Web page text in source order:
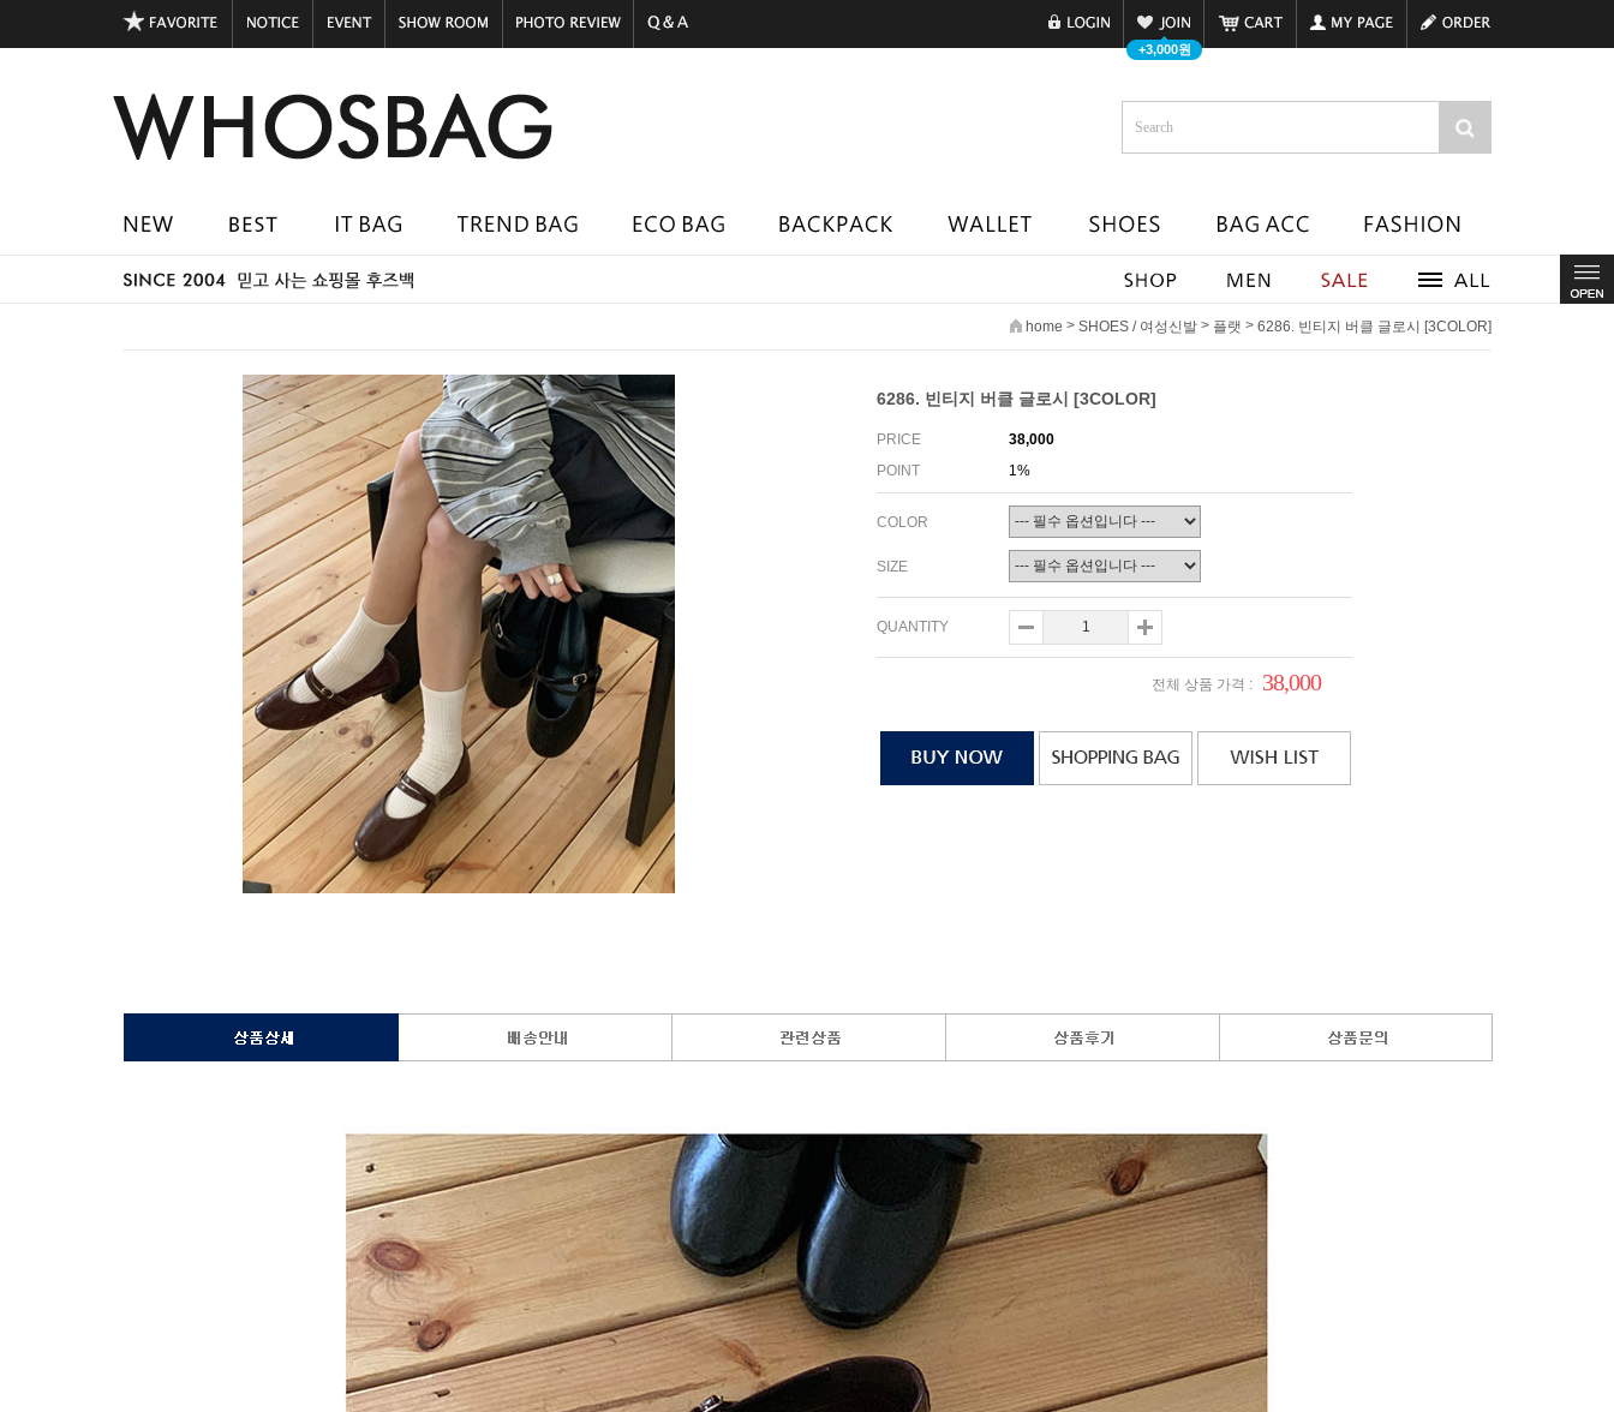
+3,000원
home > SHOES / 여성신발 > 플랫 > 6286. 빈티지 버클 글로시 [3COLOR]
6286. 빈티지 버클 글로시 [3COLOR]
PRICE
38,000
POINT
1%
COLOR
SIZE
QUANTITY
전체 상품 가격 : 38,000